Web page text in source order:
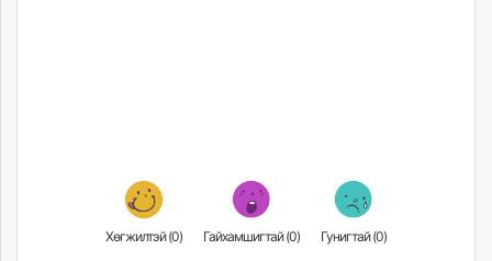
paparazzi.mn
Хөгжилтэй (0) Гайхамшигтай (0) Гунигтай (0)